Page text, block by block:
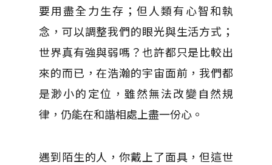
要用盡全力生存；但人類有心智和執
念，可以調整我們的眼光與生活方式；
世界真有強與弱嗎？也許都只是比較出
來的而已，在浩瀚的宇宙面前，我們都
是渺小的定位，雖然無法改變自然規
律，仍能在和諧相處上盡一份心。
遇到陌生的人，你戴上了面具，但這世